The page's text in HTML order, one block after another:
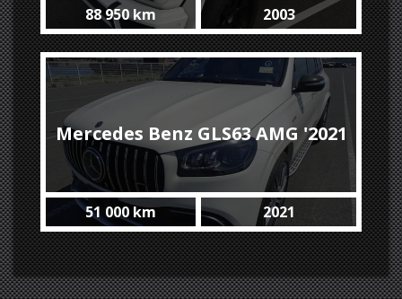
G65 AMG #SOLD
88 950 km 2003
Mercedes Benz GLS63 AMG '2021
white/white Carbon Panorama
51 000 km 2021